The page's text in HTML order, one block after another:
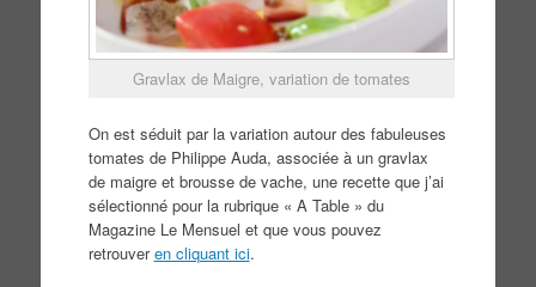
Gravlax de Maigre, variation de tomates
On est séduit par la variation autour des fabuleuses
tomates de Philippe Auda, associée à un gravlax
de maigre et brousse de vache, une recette que j’ai
sélectionné pour la rubrique « A Table » du
Magazine Le Mensuel et que vous pouvez
retrouveren cliquant ici.